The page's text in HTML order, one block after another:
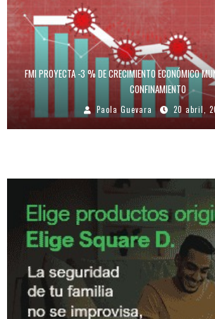
FMI PROYECTA -3 % DE CRECIMIENTO ECONÓMICO
CONFINAMIENTO
Paola Guevara 20 abril,